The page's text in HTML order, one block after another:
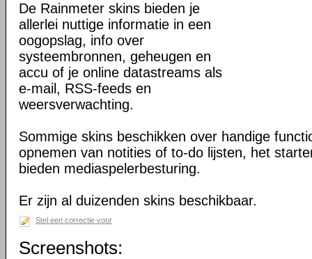
De Rainmeter skins bieden je
allerlei nuttige informatie in een
oogopslag, info over
systeembronnen, geheugen en
accu of je online datastreams als
e-mail, RSS-feeds en
weersverwachting.
Sommige skins beschikken over handige
opnemen van notities of to-do lijsten, het
bieden mediaspelerbesturing.
Er zijn al duizenden skins beschikbaar.
Stel een correctie voor
Screenshots: